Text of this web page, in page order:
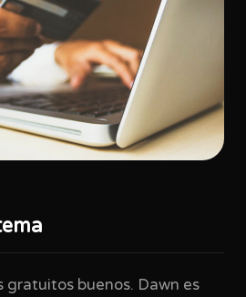
gratuitos buenos. Dawn es